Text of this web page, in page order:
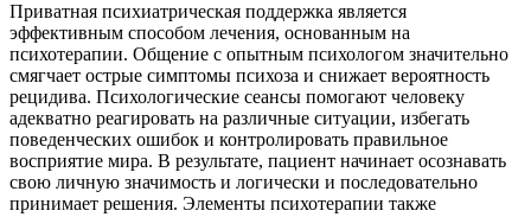
Приватная психиатрическая поддержка является
эффективным способом лечения, основанным на
психотерапии. Общение с опытным психологом значительно
смягчает острые симптомы психоза и снижает вероятность
рецидива. Психологические сеансы помогают человеку
адекватно реагировать на различные ситуации, избегать
поведенческих ошибок и контролировать правильное
восприятие мира. В результате, пациент начинает осознавать
свою личную значимость и логически и последовательно
принимает решения. Элементы психотерапии также